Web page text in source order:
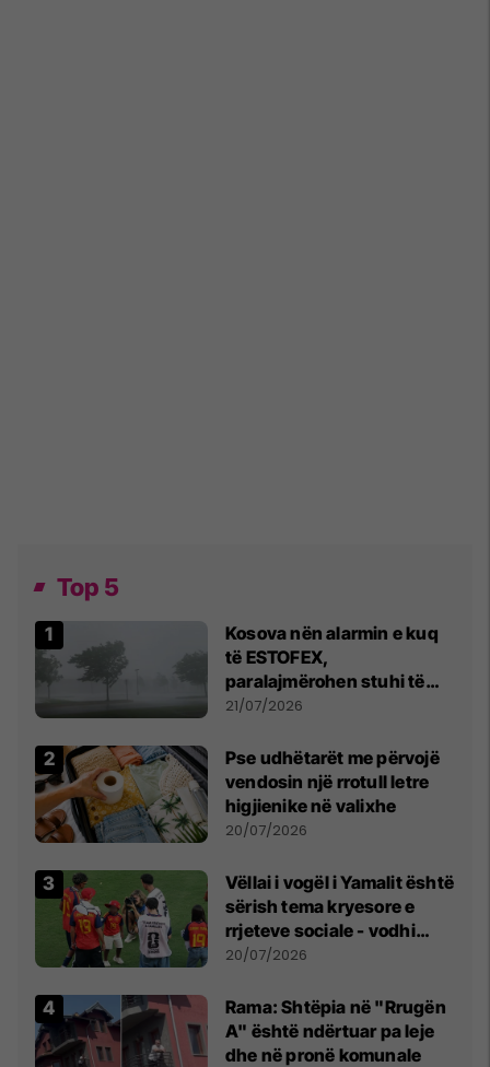
Top 5
Kosova nën alarmin e kuq
të ESTOFEX,
paralajmërohen stuhi të
fuqishme me breshër dhe
21/07/2026
Pse udhëtarët me përvojë
vendosin një rrotull letre
higjienike në valixhe
20/07/2026
Vëllai i vogël i Yamalit është
sërish tema kryesore e
rrjeteve sociale - vodhi
vëmendjen pas finales së
20/07/2026
Rama: Shtëpia në "Rrugën
A" është ndërtuar pa leje
dhe në pronë komunale